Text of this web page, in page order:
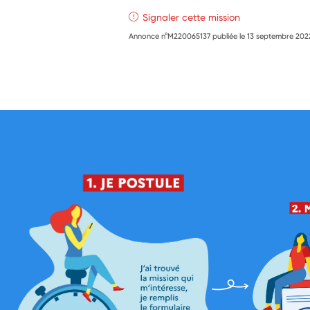
Signaler cette mission
Annonce n°M220065137 publiée le13 septembre